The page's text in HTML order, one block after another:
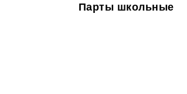
Парты школьные